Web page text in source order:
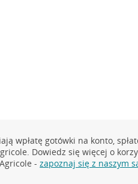
wpłatę gotówki na konto,
Dowiedz się więcej o
-zapoznaj się z naszym